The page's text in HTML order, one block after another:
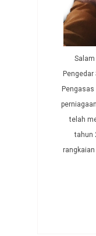
Salam
Pengedar
Pengasas
telah
tahun
rangkaian